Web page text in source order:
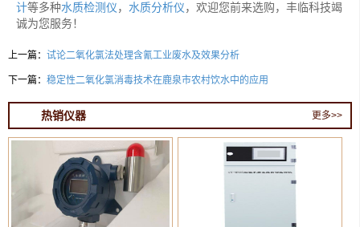
计等多种水质检测仪， 水质分析仪，欢迎您前来选购，丰临科技竭
诚为您服务！
上一篇： 试论二氧化氯法处理含氰工业废水及效果分析
下一篇： 稳定性二氧化氯消毒技术在鹿泉市农村饮水中的应用
更多>>
热销仪器